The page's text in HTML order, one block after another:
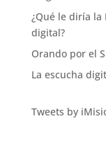
¿Qué le diría la
digital?
Orando por el
La escucha
Tweets by